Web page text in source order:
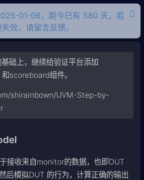
01-06，距今已有 580 天，若
效，请留言反馈。
础上，继续给验证平台添加
scoreboard组件。
shirainbown/UVM-Step-by-
接收来自monitor的数据，也即DUT
后模拟DUT 的行为，计算正确的输出